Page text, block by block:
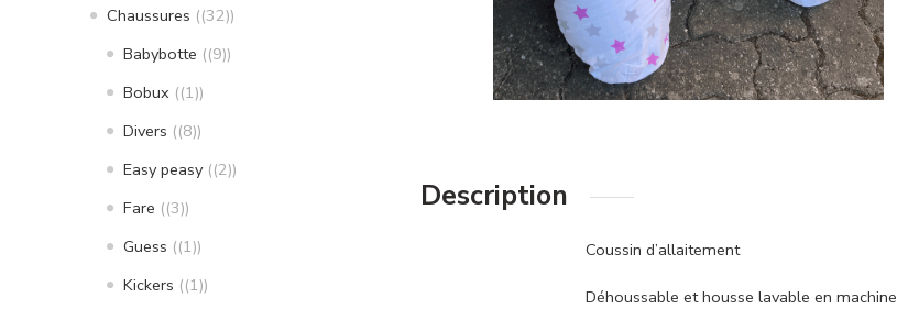
Description
Coussin d’allaitement
Déhoussable et housse lavable en machine
Chaussures (32)
Babybotte (9)
Bobux (1)
Divers (8)
Easy peasy (2)
Fare (3)
Guess (1)
Kickers (1)